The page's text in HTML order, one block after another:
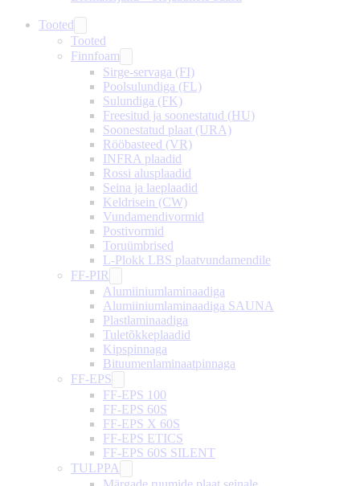
Tooted
Tooted
Finnfoam
Sirge-servaga (FI)
Poolsulundiga (FL)
Sulundiga (FK)
Freesitud ja soonestatud (HU)
Soonestatud plaat (URA)
Rööbasteed (VR)
INFRA plaadid
Rossi alusplaadid
Seina ja laeplaadid
Keldrisein (CW)
Vundamendivormid
Postivormid
Toruümbrised
L-Plokk LBS plaatvundamendile
FF-PIR
Alumiiniumlaminaadiga
Alumiiniumlaminaadiga SAUNA
Plastlaminaadiga
Tuletõkkeplaadid
Kipspinnaga
Bituumenlaminaatpinnaga
FF-EPS
FF-EPS 100
FF-EPS 60S
FF-EPS X 60S
FF-EPS ETICS
FF-EPS 60S SILENT
TULPPA